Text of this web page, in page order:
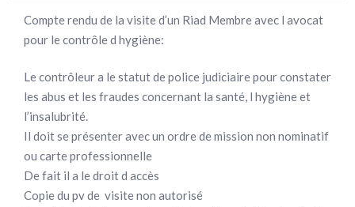
Compte rendu de la visite d’un Riad Membre avec l avocat
pour le contrôle d hygiène:
Le contrôleur a le statut de police judiciaire pour constater
les abus et les fraudes concernant la santé, l hygiène et
l’insalubrité.
Il doit se présenter avec un ordre de mission non nominatif
ou carte professionnelle
De fait il a le droit d accès
Copie du pv de visite non autorisé